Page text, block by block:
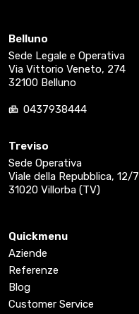
Belluno
Sede Legale e Operativa
Via Vittorio Veneto, 274
32100 Belluno
0437938444
Treviso
Sede Operativa
Viale della Repubblica, 12/7
31020 Villorba (TV)
Quickmenu
Aziende
Referenze
Blog
Customer Service